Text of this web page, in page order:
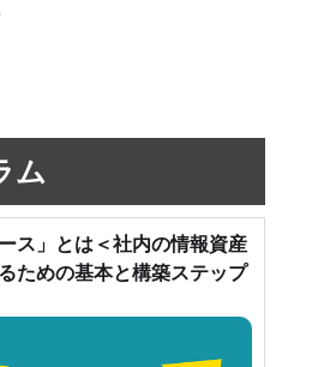
ム
ス」とは＜社内の情報資産
ための基本と構築ステップ